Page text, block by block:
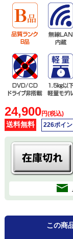
24,900円(税込)
送料無料 226ポイ
この商